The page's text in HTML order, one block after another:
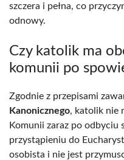
szczera i pełna, co
odnowy.
Czy katolik ma
komunii po
Zgodnie z przepisami
Kanonicznego, katolik nie
Komunii zaraz po odbyciu
przystąpieniu do
osobista i nie jest